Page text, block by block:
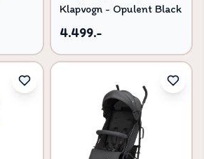
Klapvogn - Opulent Black
4.499.-